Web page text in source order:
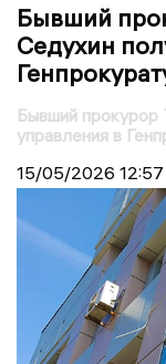
Бывший
Седухин
Бывший прокурор
управления в
15/05/2026 12:57